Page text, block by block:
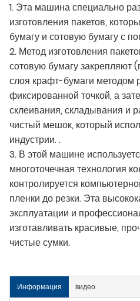
1. Эта машина специально
изготовления пакетов,
бумагу и сотовую бумагу с
2. Метод изготовления
сотовую бумагу закрепляют
слоя крафт-бумаги методом
фиксированной точкой, а
склеивания, складывания и
чистый мешок, который
индустрии. .
3. В этой машине
многоточечная технология
контролируется
пленки до резки. Эта
эксплуатации и
изготавливать красивые,
чистые сумки.
Информация видео